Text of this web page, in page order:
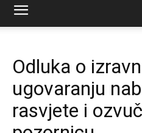
Odluka o
ugovaranju
rasvjete i